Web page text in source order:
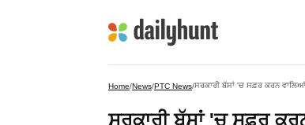
Home/News/PTC News/ਸਰਕਾਰੀ ਬੱਸਾਂ 'ਚ ਸਫ਼ਰ ਕਰਨ
ਸਰਕਾਰੀ ਬੱਸਾਂ 'ਚ ਸਫ਼ਰ